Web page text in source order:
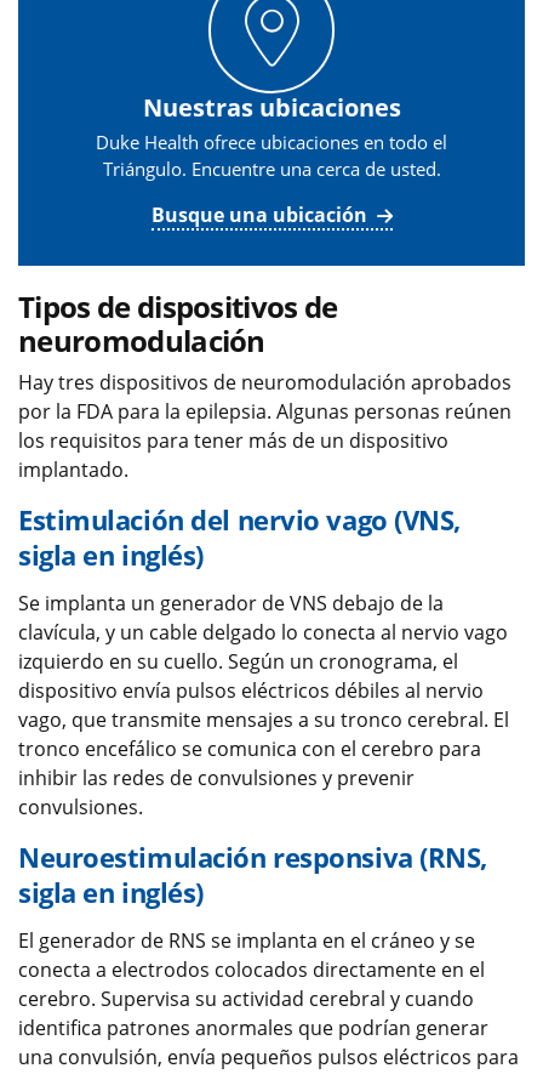
Nuestras ubicaciones
Duke Health ofrece ubicaciones en todo el
Triángulo. Encuentre una cerca de usted.
Busque una ubicación
Tipos de dispositivos de
neuromodulación
Hay tres dispositivos de neuromodulación aprobados
por la FDA para la epilepsia. Algunas personas reúnen
los requisitos para tener más de un dispositivo
implantado.
Estimulación del nervio vago (VNS,
sigla en inglés)
Se implanta un generador de VNS debajo de la
clavícula, y un cable delgado lo conecta al nervio vago
izquierdo en su cuello. Según un cronograma, el
dispositivo envía pulsos eléctricos débiles al nervio
vago, que transmite mensajes a su tronco cerebral. El
tronco encefálico se comunica con el cerebro para
inhibir las redes de convulsiones y prevenir
convulsiones.
Neuroestimulación responsiva (RNS,
sigla en inglés)
El generador de RNS se implanta en el cráneo y se
conecta a electrodos colocados directamente en el
cerebro. Supervisa su actividad cerebral y cuando
identifica patrones anormales que podrían generar
una convulsión, envía pequeños pulsos eléctricos para